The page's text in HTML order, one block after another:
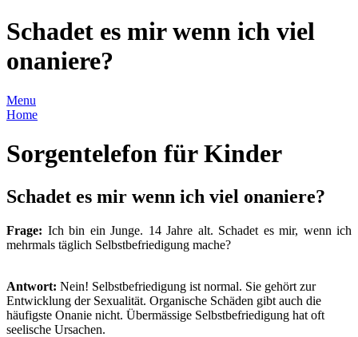
Schadet es mir wenn ich viel
onaniere?
Menu
Home
Sorgentelefon für Kinder
Schadet es mir wenn ich viel onaniere?
Frage: Ich bin ein Junge. 14 Jahre alt. Schadet es mir, wenn ich
mehrmals täglich Selbstbefriedigung mache?
Antwort: Nein! Selbstbefriedigung ist normal. Sie gehört zur
Entwicklung der Sexualität. Organische Schäden gibt auch die
häufigste Onanie nicht. Übermässige Selbstbefriedigung hat oft
seelische Ursachen.